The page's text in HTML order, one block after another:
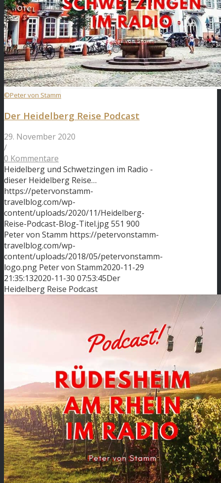
©Peter von Stamm
Der Heidelberg Reise Podcast
29. November 2020
/
0 Kommentare
Heidelberg und Schwetzingen im Radio -
dieser Heidelberg Reise…
https://petervonstamm-
travelblog.com/wp-
content/uploads/2020/11/Heidelberg-
Reise-Podcast-Blog-Titel.jpg551 900
Peter von Stamm https://petervonstamm-
travelblog.com/wp-
content/uploads/2018/05/petervonstamm-
logo.png Peter von Stamm2020-11-29
21:35:132020-11-30 07:53:45Der
Heidelberg Reise Podcast